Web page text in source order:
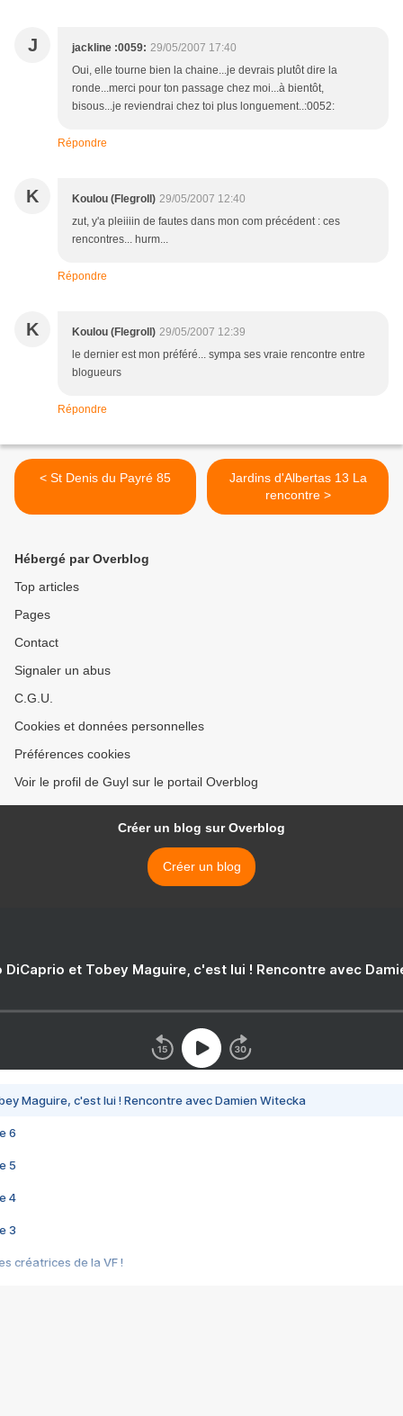
J jackline :0059: 29/05/2007 17:40
Oui, elle tourne bien la chaine...je devrais plutôt dire la
ronde...merci pour ton passage chez moi...à bientôt,
bisous...je reviendrai chez toi plus longuement..:0052:
Répondre
K Koulou (Flegroll) 29/05/2007 12:40
zut, y'a pleiiiin de fautes dans mon com précédent : ces
rencontres... hurm...
Répondre
K Koulou (Flegroll) 29/05/2007 12:39
le dernier est mon préféré... sympa ses vraie rencontre entre
blogueurs
Répondre
< St Denis du Payré 85
Jardins d'Albertas 13 La
rencontre >
Hébergé par Overblog
Top articles
Pages
Contact
Signaler un abus
C.G.U.
Cookies et données personnelles
Préférences cookies
Voir le profil de Guyl sur le portail Overblog
Créer un blog sur Overblog
Créer un blog
DiCaprio et Tobey Maguire, c'est lui ! Rencontre avec
Maguire, c'est lui ! Rencontre avec Damien Witecka
6
5
4
3
créatrices de la VF !